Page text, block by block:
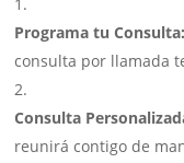
Programa tu Consulta:
consulta por llamada
Consulta
reunirá contigo de